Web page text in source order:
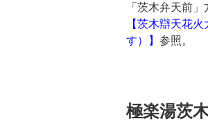
「茨木弁天前
【茨木辯天花
す）】 参照。
極楽湯茨